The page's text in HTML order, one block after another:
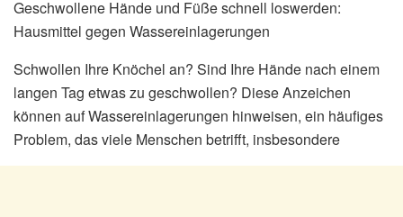
Geschwollene Hände und Füße schnell loswerden:
Hausmittel gegen Wassereinlagerungen
Schwollen Ihre Knöchel an? Sind Ihre Hände nach einem
langen Tag etwas zu geschwollen? Diese Anzeichen
können auf Wassereinlagerungen hinweisen, ein häufiges
Problem, das viele Menschen betrifft, insbesondere